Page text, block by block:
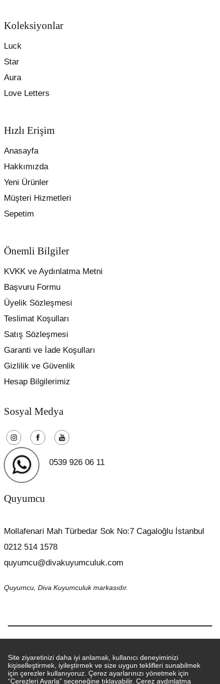
Koleksiyonlar
Luck
Star
Aura
Love Letters
Hızlı Erişim
Anasayfa
Hakkımızda
Yeni Ürünler
Müşteri Hizmetleri
Sepetim
Önemli Bilgiler
KVKK ve Aydınlatma Metni
Başvuru Formu
Üyelik Sözleşmesi
Teslimat Koşulları
Satış Sözleşmesi
Garanti ve İade Koşulları
Gizlilik ve Güvenlik
Hesap Bilgilerimiz
Sosyal Medya
0539 926 06 11
Quyumcu
Mollafenari Mah Türbedar Sok No:7 Cagaloğlu İstanbul
0212 514 1578
quyumcu@divakuyumculuk.com
Quyumcu, Diva Kuyumculuk markasıdır.